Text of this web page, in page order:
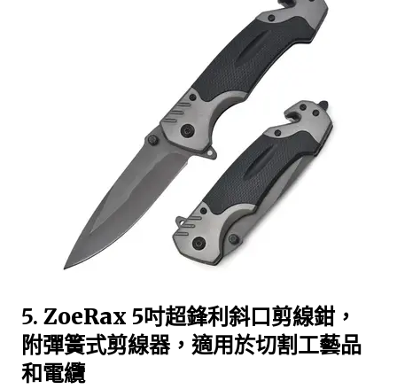
5. ZoeRax 5吋超鋒利斜口剪線鉗，
附彈簧式剪線器，適用於切割工藝品
和電纜